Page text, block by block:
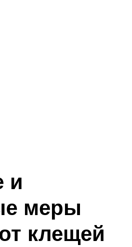
и
меры
клещей